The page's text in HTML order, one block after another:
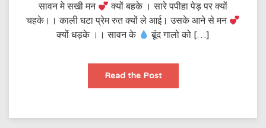
सावन मे सखी मन
क्यों बहके । सारे पपीहा पेड़ पर क्यों
चहके।। काली घटा प्रेम रुत क्यों ले आई। उसके आने से मन
क्यों धड़के ।। सावन के
बूंद गालो को […]
Read the Postक्यों